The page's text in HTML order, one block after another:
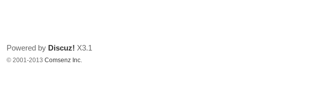
Powered by Discuz! X3.1
© 2001-2013Comsenz Inc.